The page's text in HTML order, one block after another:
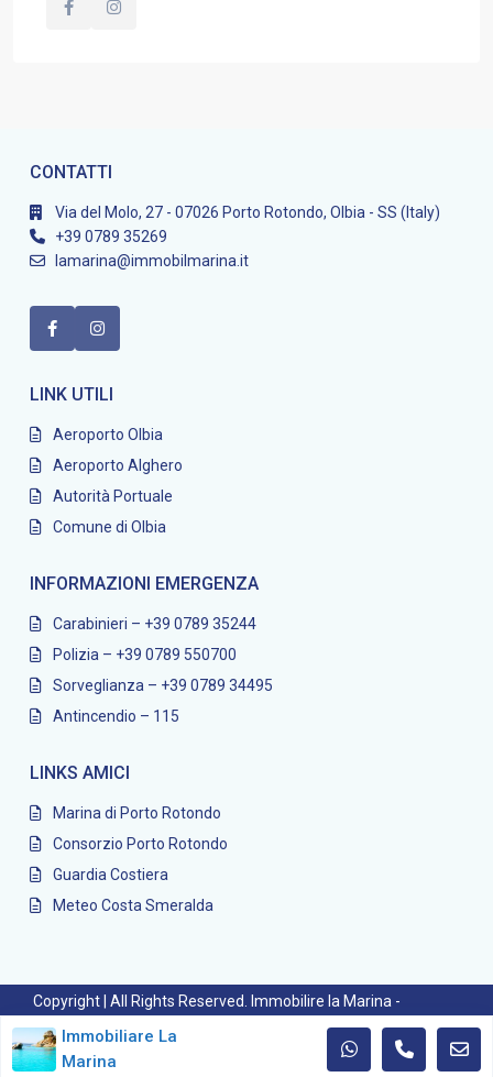
CONTATTI
Via del Molo, 27 - 07026 Porto Rotondo, Olbia - SS (Italy)
+39 0789 35269
lamarina@immobilmarina.it
LINK UTILI
Aeroporto Olbia
Aeroporto Alghero
Autorità Portuale
Comune di Olbia
INFORMAZIONI EMERGENZA
Carabinieri – +39 0789 35244
Polizia – +39 0789 550700
Sorveglianza – +39 0789 34495
Antincendio – 115
LINKS AMICI
Marina di Porto Rotondo
Consorzio Porto Rotondo
Guardia Costiera
Meteo Costa Smeralda
Copyright | All Rights Reserved. Immobilire la Marina -
powered by Blade Informatica
Privacy Policy
Immobiliare La
Marina